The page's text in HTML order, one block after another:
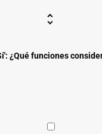
¿Qué funciones